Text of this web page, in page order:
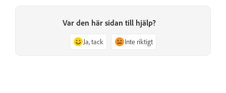
Var den här sidan till hjälp?
Ja, tack Inte riktigt